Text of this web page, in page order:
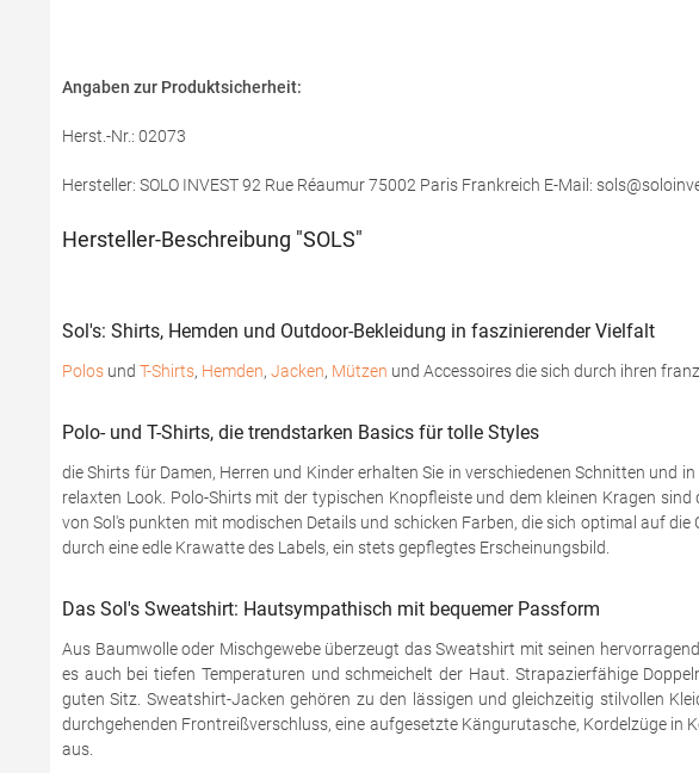
Angaben zur Produktsicherheit:
Herst.-Nr.: 02073
Hersteller: SOLO INVEST 92 Rue Réaumur 75002 Paris Frankreich E-Mail:
Hersteller-Beschreibung "SOLS"
Sol's: Shirts, Hemden und Outdoor-Bekleidung in faszinierender Vielfalt
Polos und T-Shirts, Hemden, Jacken, Mützen und Accessoires die sich durch ihren
Polo- und T-Shirts, die trendstarken Basics für tolle Styles
die Shirts für Damen, Herren und Kinder erhalten Sie in verschiedenen Schnitten und
relaxten Look. Polo-Shirts mit der typischen Knopfleiste und dem kleinen Kragen
von Sol's punkten mit modischen Details und schicken Farben, die sich optimal auf
durch eine edle Krawatte des Labels, ein stets gepflegtes Erscheinungsbild.
Das Sol's Sweatshirt: Hautsympathisch mit bequemer Passform
Aus Baumwolle oder Mischgewebe überzeugt das Sweatshirt mit seinen
es auch bei tiefen Temperaturen und schmeichelt der Haut. Strapazierfähige
guten Sitz. Sweatshirt-Jacken gehören zu den lässigen und gleichzeitig stilvollen
durchgehenden Frontreißverschluss, eine aufgesetzte Kängurutasche, Kordelzüge
aus.